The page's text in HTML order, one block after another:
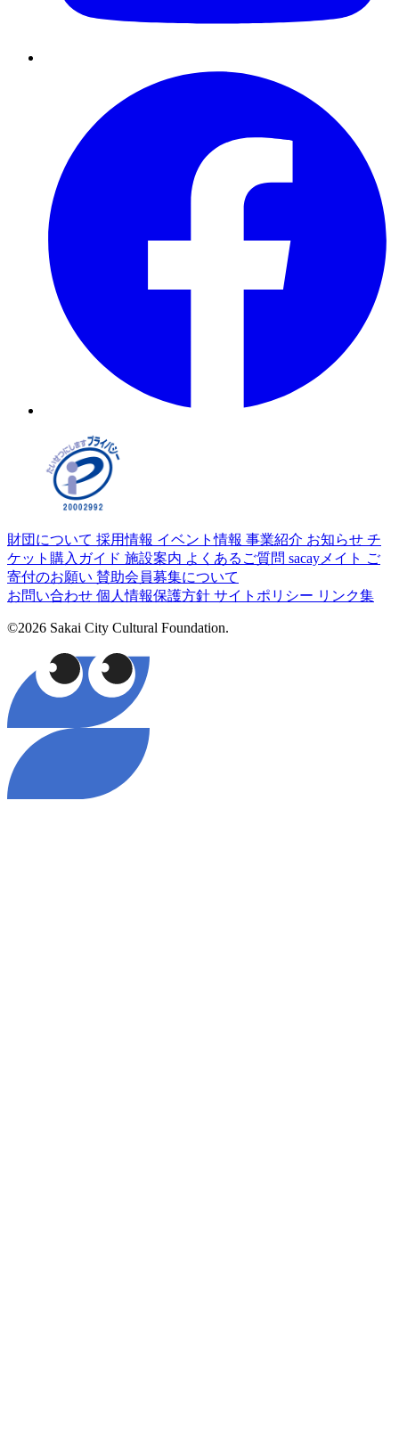
財団について 採用情報 イベント情報 事業紹介 お知らせ チ
ケット購入ガイド 施設案内 よくあるご質問 sacayメイト ご
寄付のお願い 賛助会員募集について
お問い合わせ 個人情報保護方針 サイトポリシー リンク集
©2026 Sakai City Cultural Foundation.